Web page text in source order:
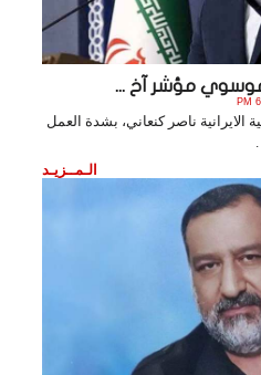
موسوي مؤشر آخ ...
الايرانية ناصر كنعاني، بشدة العمل
الـمــزيـد